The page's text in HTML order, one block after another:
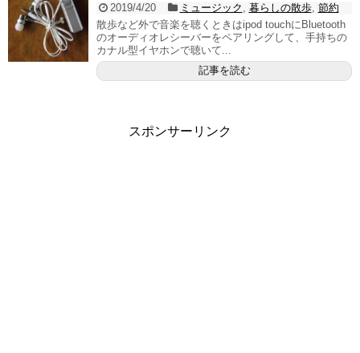
2019/4/20 ミュージック 暮らしの散歩, 節約
散歩など外で音楽を聴くときはipod touchにBluetooth
のオーディオレシーバーをペアリングして、手持ちの
カナル型イヤホンで聴いて...
記事を読む
スポンサーリンク